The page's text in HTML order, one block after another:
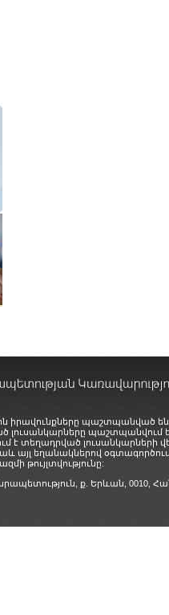
իրավունքները պաշտպանված
լուսանկարները
է տեղադրված
այլ եղանակներով
թույլտվությունը:
ք. Երևան, 0010,